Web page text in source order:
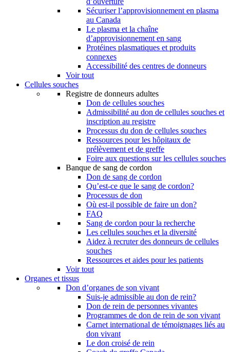
Sécuriser l’approvisionnement en plasma
au Canada
Le plasma et la chaîne
d’approvisionnement en sang
Protéines plasmatiques et produits
connexes
Accessibilité des centres de donneurs
Voir tout
Cellules souches
Registre de donneurs adultes
Don de cellules souches
Admissibilité au don de cellules souches et
inscription au registre
Processus du don de cellules souches
Ressources pour les hôpitaux de
prélèvement et de greffe
Foire aux questions sur les cellules souches
Banque de sang de cordon
Don de sang de cordon
Qu’est-ce que le sang de cordon?
Processus de don
Où est-il possible de faire un don?
FAQ
Sang de cordon pour la recherche
Les cellules souches et la diversité
Aidez à recruter des donneurs de cellules
souches
Ressources et aides pour les patients
Voir tout
Organes et tissus
Don d’organes de son vivant
Suis-je admissible au don de rein?
Don de rein de personnes vivantes
Programmes de don de rein de son vivant
Carnet international de témoignages liés au
don vivant
Le don croisé de rein